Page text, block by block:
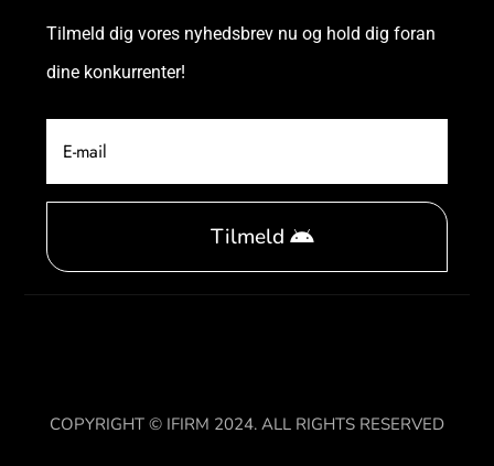
Tilmeld dig vores nyhedsbrev nu og hold dig foran
dine konkurrenter!
Tilmeld
COPYRIGHT © IFIRM 2024. ALL RIGHTS RESERVED